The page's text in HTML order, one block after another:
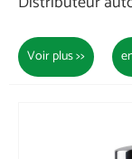
Voir plus >>